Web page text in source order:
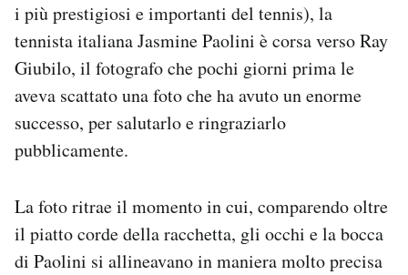
CALENDARIO
AREA PERSONALE
Area Personale
Newsletter
Regala il Post
Hai bisogno di aiuto?
i più prestigiosi e importanti del tennis), la
tennista italiana Jasmine Paolini è corsa verso Ray
Giubilo, il fotografo che pochi giorni prima le
aveva scattato una foto che ha avuto un enorme
successo, per salutarlo e ringraziarlo
pubblicamente.
La foto ritrae il momento in cui, comparendo oltre
il piatto corde della racchetta, gli occhi e la bocca
di Paolini si allineavano in maniera molto precisa